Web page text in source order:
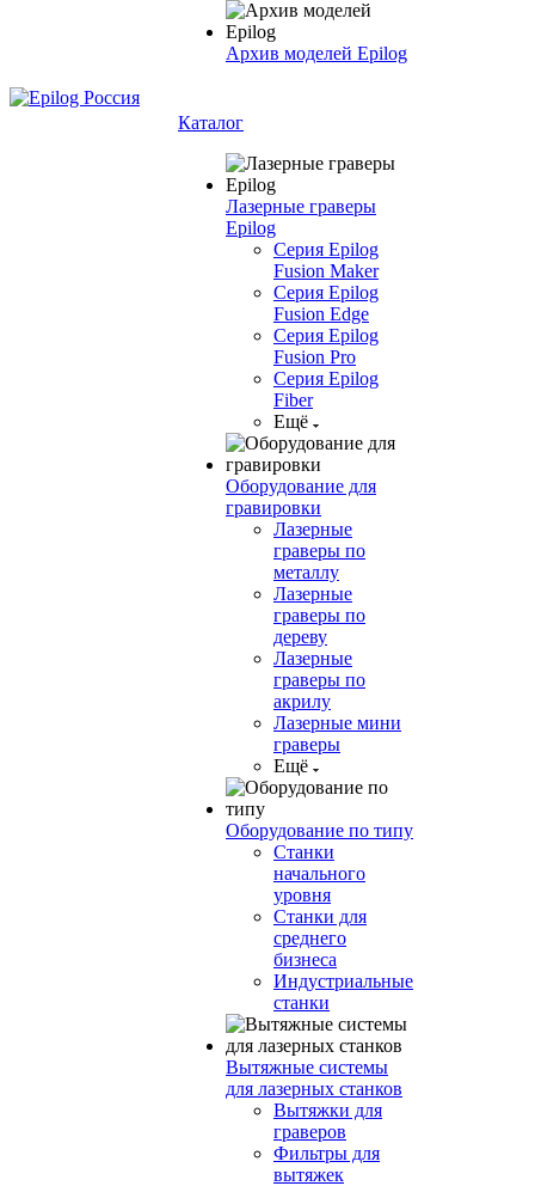
Архив моделей Epilog
Каталог
Лазерные граверы
Epilog
Серия Epilog
Fusion Maker
Серия Epilog
Fusion Edge
Серия Epilog
Fusion Pro
Серия Epilog
Fiber
Ещё
Оборудование для
гравировки
Лазерные
граверы по
металлу
Лазерные
граверы по
дереву
Лазерные
граверы по
акрилу
Лазерные мини
граверы
Ещё
Оборудование по типу
Cтанки
начального
уровня
Станки для
среднего
бизнеса
Индустриальные
станки
Вытяжные системы
для лазерных станков
Вытяжки для
граверов
Фильтры для
вытяжек